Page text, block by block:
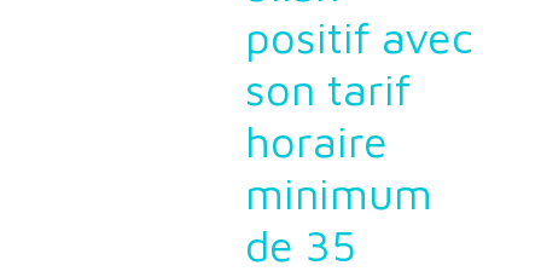
positif avec
son tarif
horaire
minimum
de 35